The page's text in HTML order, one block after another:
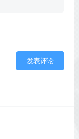
发表评论